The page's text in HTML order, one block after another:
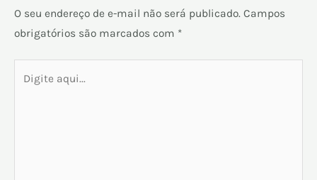
O seu endereço de e-mail não será publicado. Campos
obrigatórios são marcados com *
aqui...